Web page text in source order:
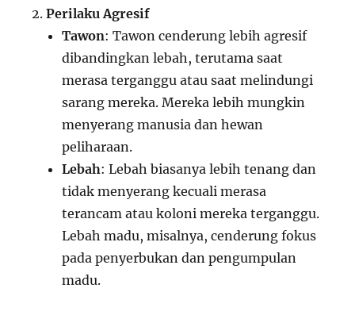
Perilaku Agresif
Tawon: Tawon cenderung lebih agresif
dibandingkan lebah, terutama saat
merasa terganggu atau saat melindungi
sarang mereka. Mereka lebih mungkin
menyerang manusia dan hewan
peliharaan.
Lebah: Lebah biasanya lebih tenang dan
tidak menyerang kecuali merasa
terancam atau koloni mereka terganggu.
Lebah madu, misalnya, cenderung fokus
pada penyerbukan dan pengumpulan
madu.